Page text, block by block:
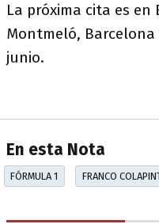
La próxima cita es en
Montmeló, Barcelona
junio.
En esta Nota
FÓRMULA 1 FRANCO